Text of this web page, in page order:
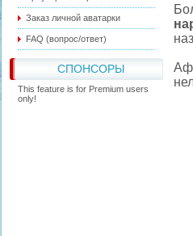
Заказ личной аватарки
FAQ (вопрос/ответ)
СПОНСОРЫ
This feature is for Premium users
only!